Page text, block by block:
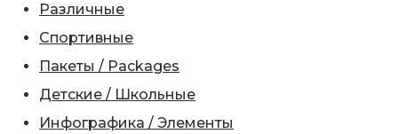
Различные
Спортивные
Пакеты / Packages
Детские / Школьные
Инфографика / Элементы